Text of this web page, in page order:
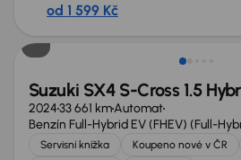
od 1 599 Kč
Zlevněno o 10 000 Kč
Suzuki SX4 S-Cross 1.5
202433 661 kmAutomat
Benzín Full-Hybrid EV (FHEV) (Full-
Servisní knížka Koupeno nové v ČR